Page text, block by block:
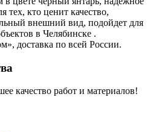
тех, кто ценит качество,
внешний вид, подойдет для
в Челябинске .
доставка по всей России.
качество работ и материалов!